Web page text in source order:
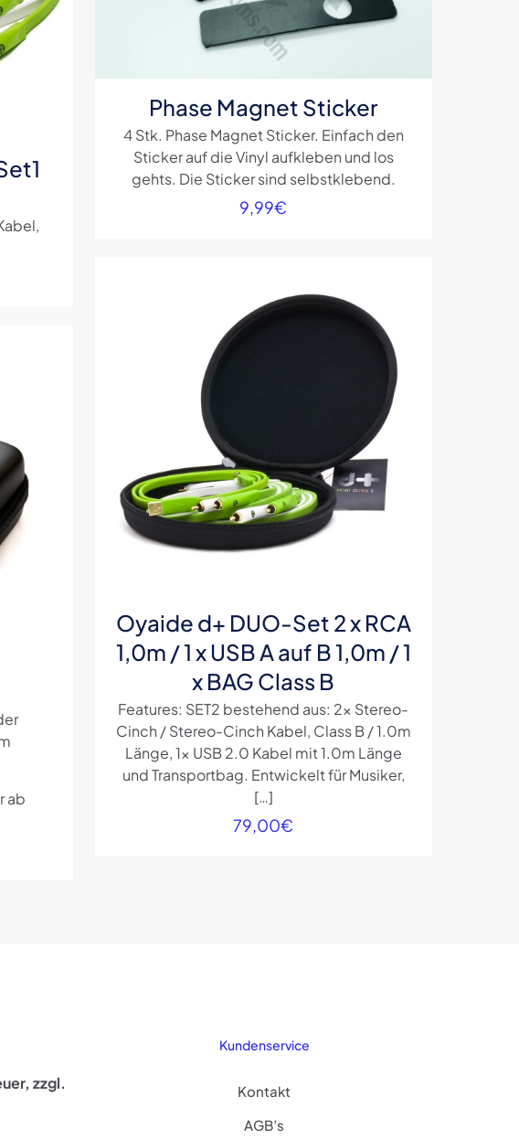
Phase Magnet Sticker
4 Stk. Phase Magnet Sticker. Einfach den
Sticker auf die Vinyl aufkleben und los
gehts. Die Sticker sind selbstklebend.
9,99€
Oyaide d+ DUO-Set 2 x RCA
1,0m / 1 x USB A auf B 1,0m / 1
x BAG Class B
Features: SET2 bestehend aus: 2x Stereo-
Cinch / Stereo-Cinch Kabel, Class B / 1.0m
Länge, 1x USB 2.0 Kabel mit 1.0m Länge
und Transportbag. Entwickelt für Musiker,
[…]
79,00€
ab
zzgl.
Kundenservice
Kontakt
AGB’s